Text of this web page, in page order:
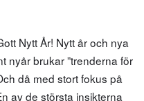
Nytt År! Nytt år och nya
nyår brukar ”trenderna för
då med stort fokus på
av de största insikterna